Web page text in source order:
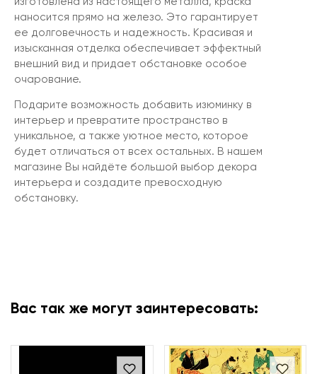
наносится прямо на железо. Это гарантирует
ее долговечность и надежность. Красивая и
изысканная отделка обеспечивает эффектный
внешний вид и придает обстановке особое
очарование.
Подарите возможность добавить изюминку в
интерьер и превратите пространство в
уникальное, а также уютное место, которое
будет отличаться от всех остальных. В нашем
магазине Вы найдёте большой выбор декора
интерьера и создадите превосходную
обстановку.
Вас так же могут заинтересовать: